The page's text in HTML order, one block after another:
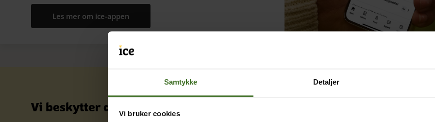
Samtykke Detaljer
Vi bruker cookies
Les mer om ice-appen
Vi beskytter deg mot svindel!